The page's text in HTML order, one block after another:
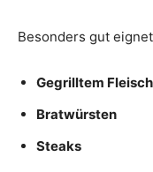
Besonders gut
Gegrilltem Fleisch
Bratwürsten
Steaks